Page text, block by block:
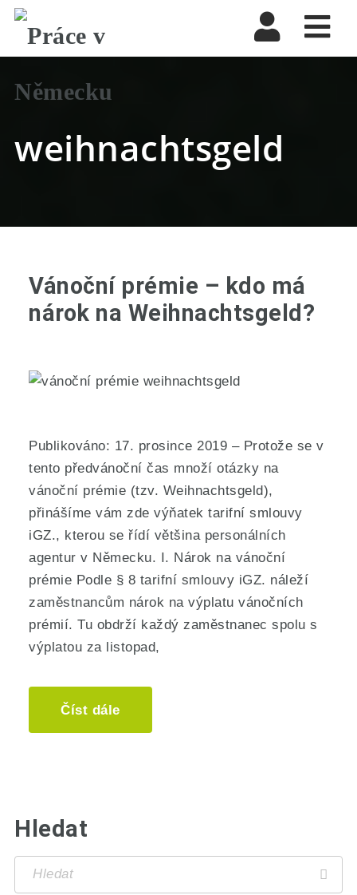
weihnachtsgeld
Vánoční prémie – kdo má
nárok na Weihnachtsgeld?
Publikováno: 17. prosince 2019 – Protože se v
tento předvánoční čas množí otázky na
vánoční prémie (tzv. Weihnachtsgeld),
přinášíme vám zde výňatek tarifní smlouvy
iGZ., kterou se řídí většina personálních
agentur v Německu. I. Nárok na vánoční
prémie Podle § 8 tarifní smlouvy iGZ. náleží
zaměstnancům nárok na výplatu vánočních
prémií. Tu obdrží každý zaměstnanec spolu s
výplatou za listopad,
Číst dále
Hledat